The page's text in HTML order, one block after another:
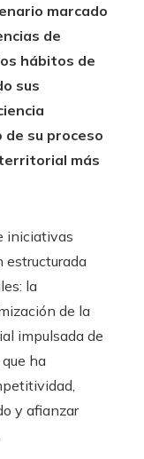
marcado
de
hábitos de
sus
su proceso
más
iniciativas
estructurada
la
de la
impulsada de
ha
y afianzar